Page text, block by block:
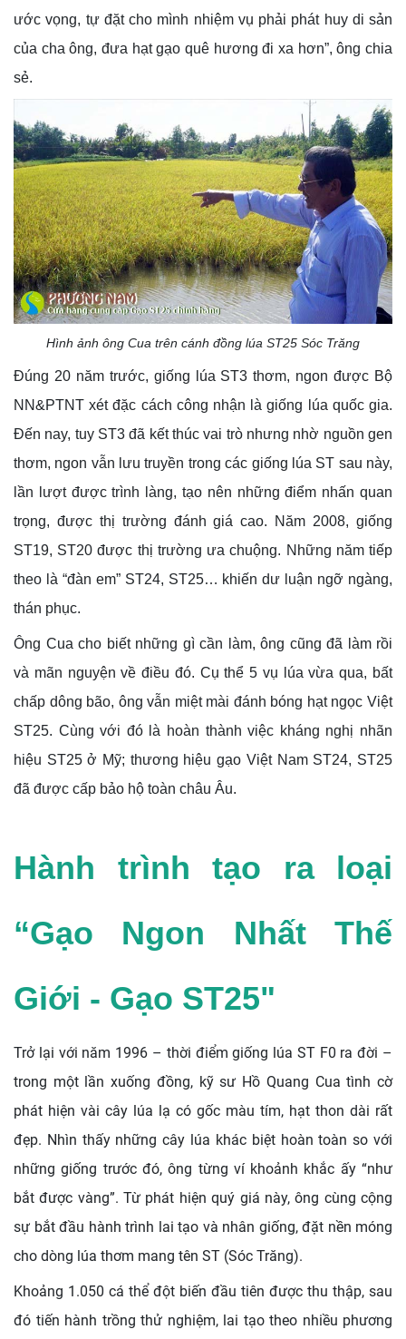
ước vọng, tự đặt cho mình nhiệm vụ phải phát huy di sản
của cha ông, đưa hạt gạo quê hương đi xa hơn”, ông chia
sẻ.
Hình ảnh ông Cua trên cánh đồng lúa ST25 Sóc Trăng
Đúng 20 năm trước, giống lúa ST3 thơm, ngon được Bộ
NN&PTNT xét đặc cách công nhận là giống lúa quốc gia.
Đến nay, tuy ST3 đã kết thúc vai trò nhưng nhờ nguồn gen
thơm, ngon vẫn lưu truyền trong các giống lúa ST sau này,
lần lượt được trình làng, tạo nên những điểm nhấn quan
trọng, được thị trường đánh giá cao. Năm 2008, giống
ST19, ST20 được thị trường ưa chuộng. Những năm tiếp
theo là “đàn em” ST24, ST25… khiến dư luận ngỡ ngàng,
thán phục.
Ông Cua cho biết những gì cần làm, ông cũng đã làm rồi
và mãn nguyện về điều đó. Cụ thể 5 vụ lúa vừa qua, bất
chấp dông bão, ông vẫn miệt mài đánh bóng hạt ngọc Việt
ST25. Cùng với đó là hoàn thành việc kháng nghị nhãn
hiệu ST25 ở Mỹ; thương hiệu gạo Việt Nam ST24, ST25
đã được cấp bảo hộ toàn châu Âu.
Hành trình tạo ra loại
“Gạo Ngon Nhất Thế
Giới - Gạo ST25"
Trở lại với năm 1996 – thời điểm giống lúa ST F0 ra đời –
trong một lần xuống đồng, kỹ sư Hồ Quang Cua tình cờ
phát hiện vài cây lúa lạ có gốc màu tím, hạt thon dài rất
đẹp. Nhìn thấy những cây lúa khác biệt hoàn toàn so với
những giống trước đó, ông từng ví khoảnh khắc ấy “như
bắt được vàng”. Từ phát hiện quý giá này, ông cùng cộng
sự bắt đầu hành trình lai tạo và nhân giống, đặt nền móng
cho dòng lúa thơm mang tên ST (Sóc Trăng).
Khoảng 1.050 cá thể đột biến đầu tiên được thu thập, sau
đó tiến hành trồng thử nghiệm, lai tạo theo nhiều phương